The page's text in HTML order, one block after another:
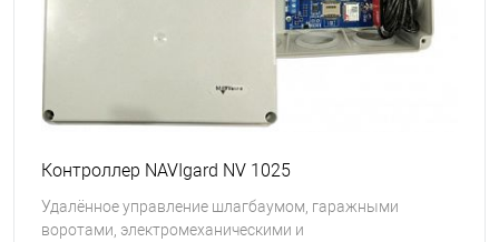
Контроллер NAVIgard NV 1025
Удалённое управление шлагбаумом, гаражными
воротами, электромеханическими и